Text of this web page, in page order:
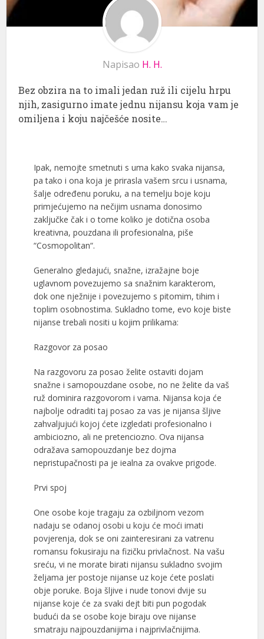
Napisao H. H.
Bez obzira na to imali jedan ruž ili cijelu hrpu
njih, zasigurno imate jednu nijansu koja vam je
omiljena i koju najčešće nosite…
Ipak, nemojte smetnuti s uma kako svaka nijansa,
pa tako i ona koja je prirasla vašem srcu i usnama,
šalje određenu poruku, a na temelju boje koju
primjećujemo na nečijim usnama donosimo
zaključke čak i o tome koliko je dotična osoba
kreativna, pouzdana ili profesionalna, piše
“Cosmopolitan“.
Generalno gledajući, snažne, izražajne boje
uglavnom povezujemo sa snažnim karakterom,
dok one nježnije i povezujemo s pitomim, tihim i
toplim osobnostima. Sukladno tome, evo koje biste
nijanse trebali nositi u kojim prilikama:
Razgovor za posao
Na razgovoru za posao želite ostaviti dojam
snažne i samopouzdane osobe, no ne želite da vaš
ruž dominira razgovorom i vama. Nijansa koja će
najbolje odraditi taj posao za vas je nijansa šljive
zahvaljujući kojoj ćete izgledati profesionalno i
ambiciozno, ali ne pretenciozno. Ova nijansa
odražava samopouzdanje bez dojma
nepristupačnosti pa je iealna za ovakve prigode.
Prvi spoj
One osobe koje tragaju za ozbiljnom vezom
nadaju se odanoj osobi u koju će moći imati
povjerenja, dok se oni zainteresirani za vatrenu
romansu fokusiraju na fizičku privlačnost. Na vašu
sreću, vi ne morate birati nijansu sukladno svojim
željama jer postoje nijanse uz koje ćete poslati
obje poruke. Boja šljive i nude tonovi dvije su
nijanse koje će za svaki dejt biti pun pogodak
budući da se osobe koje biraju ove nijanse
smatraju najpouzdanijima i najprivlačnijima.